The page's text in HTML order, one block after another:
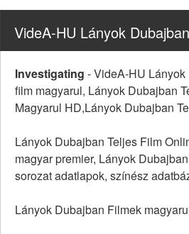
VideA-HU Lányok
Investigating -VideA-HU
film magyarul, Lányok Dubajban
Magyarul HD,Lányok Dubajban
Lányok Dubajban Teljes Film
magyar premier, Lányok
sorozat adatlapok, színész
Lányok Dubajban Filmek